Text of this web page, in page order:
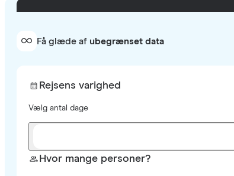
Få glæde af ubegrænset data
Rejsens varighed
Vælg antal dage
Hvor mange personer?